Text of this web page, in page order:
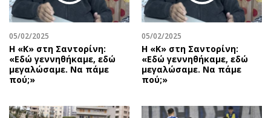
05/02/2025
Η «Κ» στη Σαντορίνη:
«Εδώ γεννηθήκαμε, εδώ
μεγαλώσαμε. Να πάμε
πού;»
05/02/2025
Η «Κ» στη Σαντορίνη:
«Εδώ γεννηθήκαμε, εδώ
μεγαλώσαμε. Να πάμε
πού;»